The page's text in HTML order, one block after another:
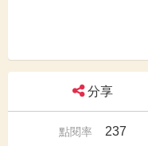
分享
點閱率 237